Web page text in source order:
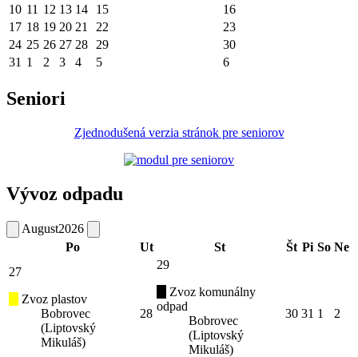
10 11 12 13 14 15
16
17 18 19 20 21 22
23
24 25 26 27 28 29
30
31 1 2 3 4 5 6
Seniori
Zjednodušená verzia stránok pre seniorov
Vývoz odpadu
August2026
Po
Ut St Št Pi So Ne
27
Zvoz plastov
Bobrovec
(Liptovský
Mikuláš)
28
29
Zvoz komunálny
odpad
Bobrovec
(Liptovský
Mikuláš)
30 31 1 2